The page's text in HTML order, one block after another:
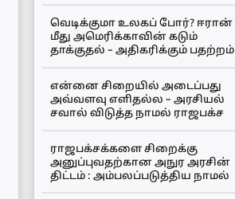
வெடிக்குமா உலகப் போர்? ஈரான்
மீது அமெரிக்காவின் கடும்
தாக்குதல் – அதிகரிக்கும் பதற்றம்
என்னை சிறையில் அடைப்பது
அவ்வளவு எளிதல்ல – அரசியல்
சவால் விடுத்த நாமல் ராஜபக்ச
ராஜபக்சக்களை சிறைக்கு
அனுப்புவதற்கான அநுர அரசின்
திட்டம் : அம்பலப்படுத்திய நாமல்